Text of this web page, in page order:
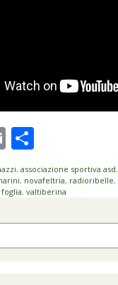
EmailCondividi
, associazione sportiva asd,
, novafeltria, radioribelle,
, valtiberina